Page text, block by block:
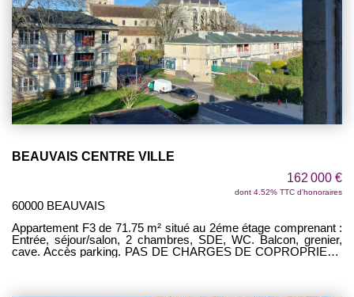
BEAUVAIS CENTRE VILLE
162 000 €
dont 4.52% TTC d'honoraires
60000 BEAUVAIS
Appartement F3 de 71.75 m² situé au 2éme étage comprenant :
Entrée, séjour/salon, 2 chambres, SDE, WC. Balcon, grenier,
cave. Accès parking. PAS DE CHARGES DE COPROPRIETE